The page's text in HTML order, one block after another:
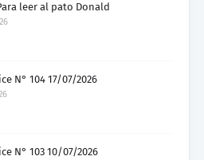
leer al pato Donald
N° 104 17/07/2026
N° 103 10/07/2026